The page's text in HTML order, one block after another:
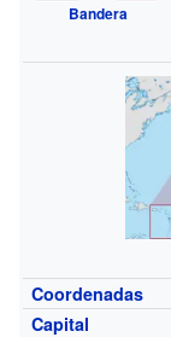
Bandera
Coordenadas
Capital